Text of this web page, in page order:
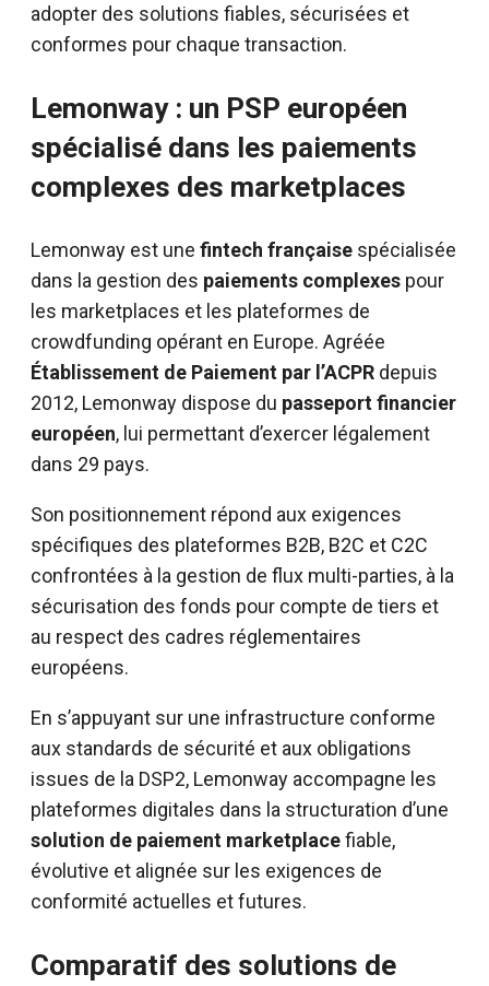
adopter des solutions fiables, sécurisées et
conformes pour chaque transaction.
Lemonway : un PSP européen
spécialisé dans les paiements
complexes des marketplaces
Lemonway est une fintech française spécialisée
dans la gestion des paiements complexes pour
les marketplaces et les plateformes de
crowdfunding opérant en Europe. Agréée
Établissement de Paiement par l’ACPR depuis
2012, Lemonway dispose du passeport financier
européen, lui permettant d’exercer légalement
dans 29 pays.
Son positionnement répond aux exigences
spécifiques des plateformes B2B, B2C et C2C
confrontées à la gestion de flux multi-parties, à la
sécurisation des fonds pour compte de tiers et
au respect des cadres réglementaires
européens.
En s’appuyant sur une infrastructure conforme
aux standards de sécurité et aux obligations
issues de la DSP2, Lemonway accompagne les
plateformes digitales dans la structuration d’une
solution de paiement marketplacefiable,
évolutive et alignée sur les exigences de
conformité actuelles et futures.
Comparatif des solutions de